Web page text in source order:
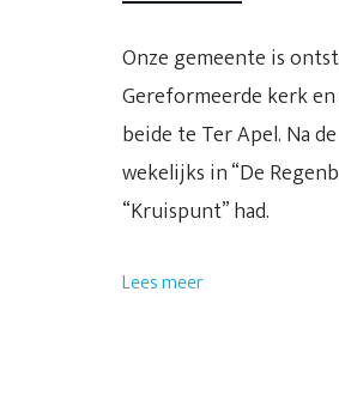
Onze gemeente is
Gereformeerde kerk
beide te Ter Apel. Na
wekelijks in “De
“Kruispunt” had.
Lees meer